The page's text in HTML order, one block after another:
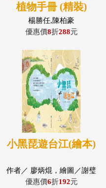
植物手冊 (精裝)
楊勝任,陳柏豪
優惠價8折288元
小黑琵遊台江(繪本)
作者／ 廖炳焜，繪圖／謝璧
卉
優惠價6折192元